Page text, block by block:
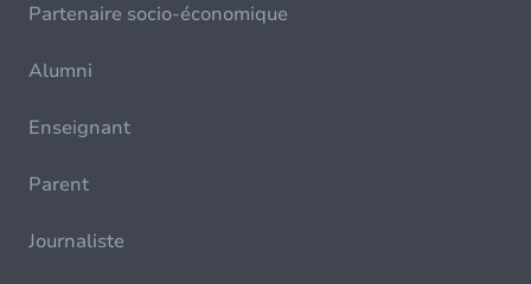
Partenaire socio-économique
Alumni
Enseignant
Parent
Journaliste